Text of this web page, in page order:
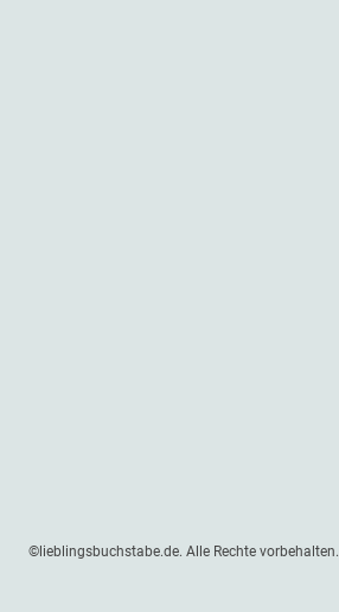
©lieblingsbuchstabe.de. Alle Rechte vorbehalten.